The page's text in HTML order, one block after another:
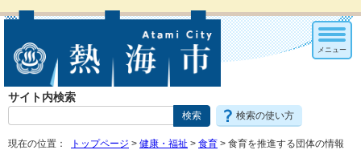
サイト内検索
検索の使い方
メニュー
現在の位置： トップページ > 健康・福祉 > 食育 > 食育を推進する団体の情報